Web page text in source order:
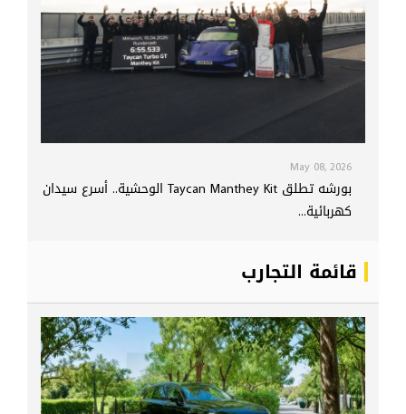
May 08, 2026
بورشه تطلق Taycan Manthey Kit الوحشية.. أسرع سيدان
كهربائية...
قائمة التجارب